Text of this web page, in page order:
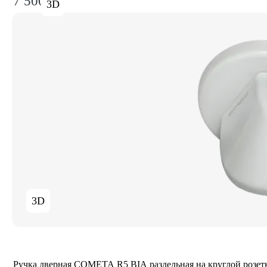
3D
3D
Ручка дверная COMETA R5 BIA раздельная на круглой